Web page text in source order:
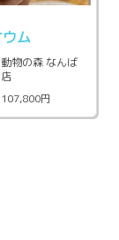
ム
動物の森 なんば
店
107,800円